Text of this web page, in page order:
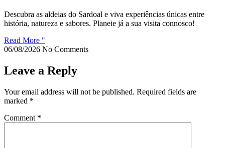
Descubra as aldeias do Sardoal e viva experiências únicas entre
história, natureza e sabores. Planeie já a sua visita connosco!
Read More "
06/08/2026 No Comments
Leave a Reply
Your email address will not be published. Required fields are
marked *
Comment *